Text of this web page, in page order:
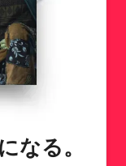
なる。